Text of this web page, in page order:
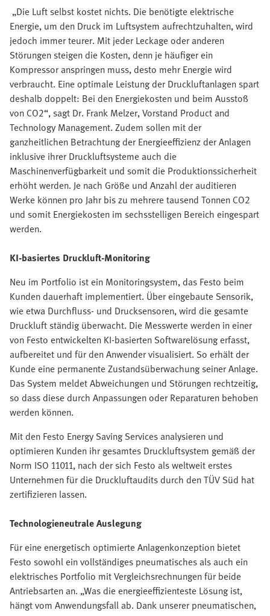
„Die Luft selbst kostet nichts. Die benötigte elektrische
Energie, um den Druck im Luftsystem aufrechtzuhalten, wird
jedoch immer teurer. Mit jeder Leckage oder anderen
Störungen steigen die Kosten, denn je häufiger ein
Kompressor anspringen muss, desto mehr Energie wird
verbraucht. Eine optimale Leistung der Druckluftanlagen spart
deshalb doppelt: Bei den Energiekosten und beim Ausstoß
von CO2“, sagt Dr. Frank Melzer, Vorstand Product and
Technology Management. Zudem sollen mit der
ganzheitlichen Betrachtung der Energieeffizienz der Anlagen
inklusive ihrer Druckluftsysteme auch die
Maschinenverfügbarkeit und somit die Produktionssicherheit
erhöht werden. Je nach Größe und Anzahl der auditieren
Werke können pro Jahr bis zu mehrere tausend Tonnen CO2
und somit Energiekosten im sechsstelligen Bereich eingespart
werden.
KI-basiertes Druckluft-Monitoring
Neu im Portfolio ist ein Monitoringsystem, das Festo beim
Kunden dauerhaft implementiert. Über eingebaute Sensorik,
wie etwa Durchfluss- und Drucksensoren, wird die gesamte
Druckluft ständig überwacht. Die Messwerte werden in einer
von Festo entwickelten KI-basierten Softwarelösung erfasst,
aufbereitet und für den Anwender visualisiert. So erhält der
Kunde eine permanente Zustandsüberwachung seiner Anlage.
Das System meldet Abweichungen und Störungen rechtzeitig,
so dass diese durch Anpassungen oder Reparaturen behoben
werden können.
Mit den Festo Energy Saving Services analysieren und
optimieren Kunden ihr gesamtes Druckluftsystem gemäß der
Norm ISO 11011, nach der sich Festo als weltweit erstes
Unternehmen für die Druckluftaudits durch den TÜV Süd hat
zertifizieren lassen.
Technologieneutrale Auslegung
Für eine energetisch optimierte Anlagenkonzeption bietet
Festo sowohl ein vollständiges pneumatisches als auch ein
elektrisches Portfolio mit Vergleichsrechnungen für beide
Antriebsarten an. „Was die energieeffizienteste Lösung ist,
hängt vom Anwendungsfall ab. Dank unserer pneumatischen,